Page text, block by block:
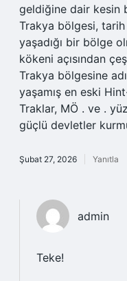
geldiğine dair kesin
Trakya bölgesi,
yaşadığı bir bölge
kökeni açısından
Trakya bölgesine
yaşamış en eski
Traklar, MÖ . ve .
güçlü devletler
Şubat 27, 2026 Yanıtla
admin
Teke!